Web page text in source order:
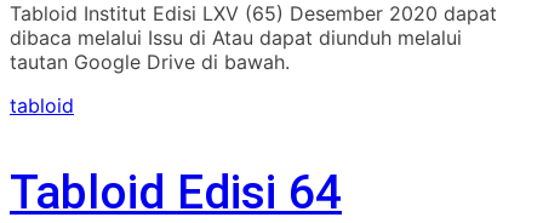
Tabloid Institut Edisi LXV (65) Desember 2020 dapat
dibaca melalui Issu di Atau dapat diunduh melalui
tautan Google Drive di bawah.
tabloid
Tabloid Edisi 64